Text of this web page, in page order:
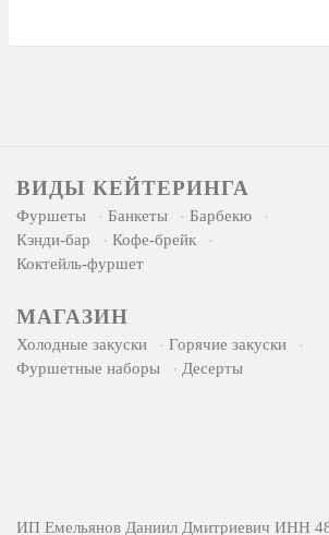
ВИДЫ КЕЙТЕРИНГА
Фуршеты Банкеты
Барбекю
Кэнди-бар
Кофе-брейк
Коктейль-фуршет
МАГАЗИН
Холодные закуски
Горячие закуски
Фуршетные наборы
Десерты
ИП Емельянов Даниил Дмитриевич ИНН